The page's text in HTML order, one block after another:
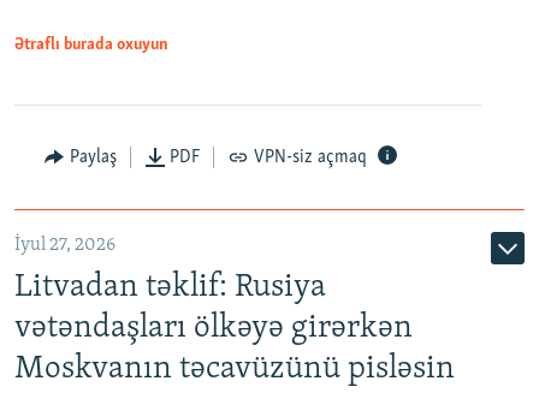
Ətraflı burada oxuyun
Paylaş PDF VPN-siz açmaq
İyul 27, 2026
Litvadan təklif: Rusiya
vətəndaşları ölkəyə girərkən
Moskvanın təcavüzünü pisləsin